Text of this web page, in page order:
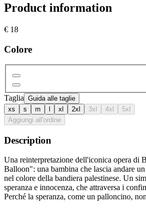
Product information
€ 18
Colore
Taglia Guida alle taglie
xs
s m xl 2xl 3xl 4xl
5xl
Aggiungi all'ordine
Description
Una reinterpretazione dell'iconica opera di
Balloon": una bambina che lascia andare
nel colore della bandiera palestinese. Un
speranza e innocenza, che attraversa i
Perché la speranza, come un palloncino,